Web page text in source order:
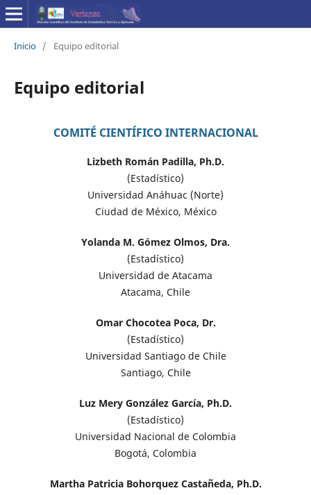
Inicio / Equipo editorial
Equipo editorial
COMITÉ CIENTÍFICO INTERNACIONAL
Lizbeth Román Padilla, Ph.D.
(Estadístico)
Universidad Anáhuac (Norte)
Ciudad de México, México
Yolanda M. Gómez Olmos, Dra.
(Estadístico)
Universidad de Atacama
Atacama, Chile
Omar Chocotea Poca, Dr.
(Estadístico)
Universidad Santiago de Chile
Santiago, Chile
Luz Mery González García, Ph.D.
(Estadístico)
Universidad Nacional de Colombia
Bogotá, Colombia
Martha Patricia Bohorquez Castañeda, Ph.D.